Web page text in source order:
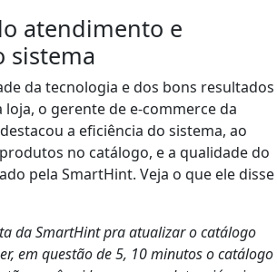
atendimento e
sistema
da tecnologia e dos bons resultados
o gerente de e-commerce da
a eficiência do sistema, ao
no catálogo, e a qualidade do
pela SmartHint. Veja o que ele disse
da SmartHint pra atualizar o catálogo
em questão de 5, 10 minutos o catálogo